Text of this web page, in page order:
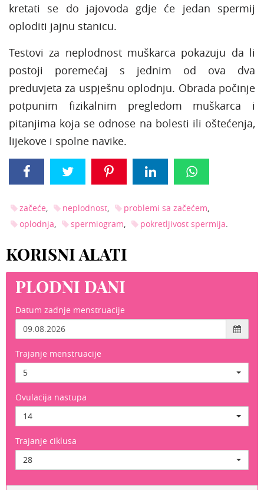
kretati se do jajovoda gdje će jedan spermij
oploditi jajnu stanicu.
Testovi za neplodnost muškarca pokazuju da li
postoji poremećaj s jednim od ova dva
preduvjeta za uspješnu oplodnju. Obrada počinje
potpunim fizikalnim pregledom muškarca i
pitanjima koja se odnose na bolesti ili oštećenja,
lijekove i spolne navike.
začeće neplodnost
problemi sa začećem
oplodnja
spermiogram pokretljivost spermija
KORISNI ALATI
PLODNI DANI
Datum zadnje menstruacije
Trajanje menstruacije
5
Ovulacija nastupa
14
Trajanje ciklusa
28